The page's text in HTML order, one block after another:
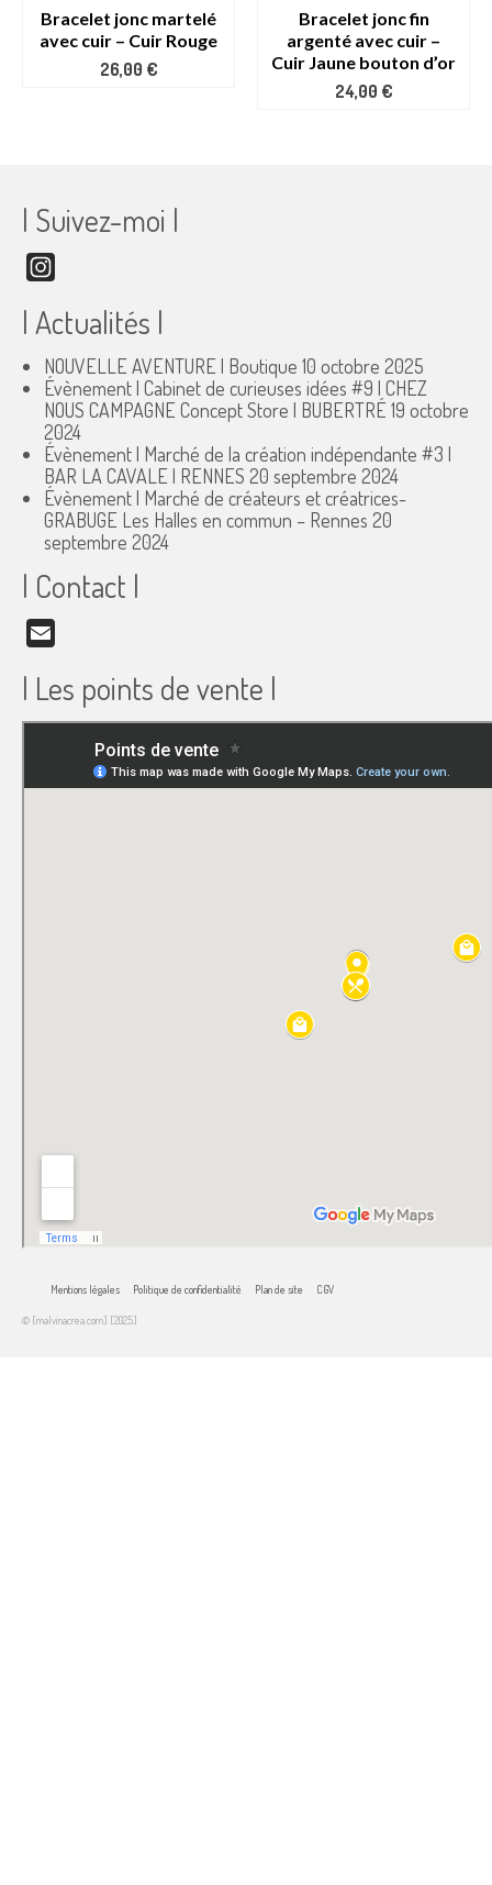
Bracelet jonc martelé
avec cuir – Cuir Rouge
26,00 €
Bracelet jonc fin
argenté avec cuir –
Cuir Jaune bouton d’or
24,00 €
| Suivez-moi |
| Actualités |
NOUVELLE AVENTURE | Boutique 10 octobre 2025
Évènement | Cabinet de curieuses idées #9 | CHEZ
NOUS CAMPAGNE Concept Store | BUBERTRÉ 19 octobre
2024
Évènement | Marché de la création indépendante #3 |
BAR LA CAVALE | RENNES 20 septembre 2024
Évènement | Marché de créateurs et créatrices-
GRABUGE Les Halles en commun – Rennes 20
septembre 2024
| Contact |
| Les points de vente |
Mentions légales Politique de confidentialité Plan de site CGV
© [malvinacrea.com] [2025]